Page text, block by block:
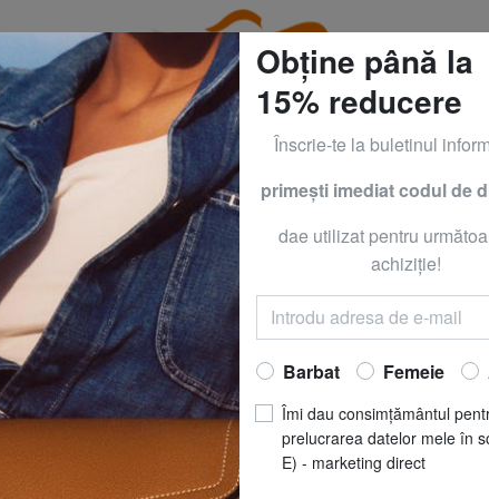
GUESS & PIQUADRO la - 50% PÂNĂ MÂINE, 9 AUGUST*
HERSCHEL
QUARTZ
Acum să
REDUCERI
pret recomandat
Cel mai bun preț ultimele
Obține până la
15% reducere
Înscrie-te la buletinul
primeşti imediat codul de
dae utilizat pentru
achiziţie!
Barbat Femeie
Îmi dau consimțământul
prelucrarea datelor mele în
E) - marketing direct